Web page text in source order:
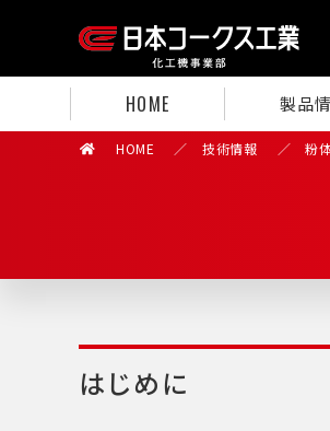
HOME 製品
HOME 技術情報 粉
はじめに